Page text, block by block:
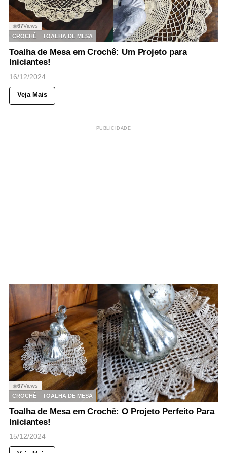
◉67Views
CROCHÊ
TOALHA DE MESA
Toalha de Mesa em Crochê: Um Projeto para
Iniciantes!
16/12/2024
Veja Mais
PUBLICIDADE
◉67Views
CROCHÊ
TOALHA DE MESA
Toalha de Mesa em Crochê: O Projeto Perfeito Para
Iniciantes!
15/12/2024